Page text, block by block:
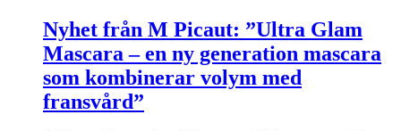
Nyhet från M Picaut: ”Ultra Glam
Mascara – en ny generation mascara
som kombinerar volym med
fransvård”